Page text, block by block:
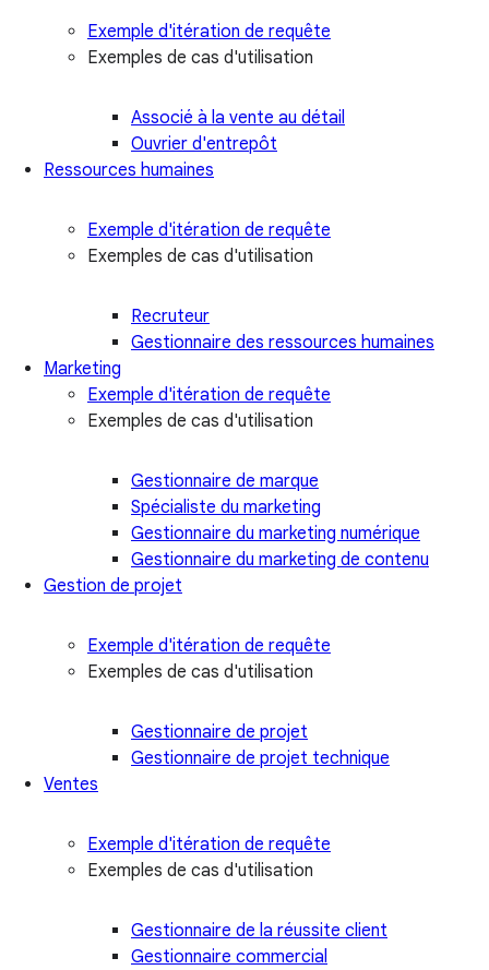
Exemple d'itération de requête
Exemples de cas d'utilisation
Associé à la vente au détail
Ouvrier d'entrepôt
Ressources humaines
Exemple d'itération de requête
Exemples de cas d'utilisation
Recruteur
Gestionnaire des ressources humaines
Marketing
Exemple d'itération de requête
Exemples de cas d'utilisation
Gestionnaire de marque
Spécialiste du marketing
Gestionnaire du marketing numérique
Gestionnaire du marketing de contenu
Gestion de projet
Exemple d'itération de requête
Exemples de cas d'utilisation
Gestionnaire de projet
Gestionnaire de projet technique
Ventes
Exemple d'itération de requête
Exemples de cas d'utilisation
Gestionnaire de la réussite client
Gestionnaire commercial